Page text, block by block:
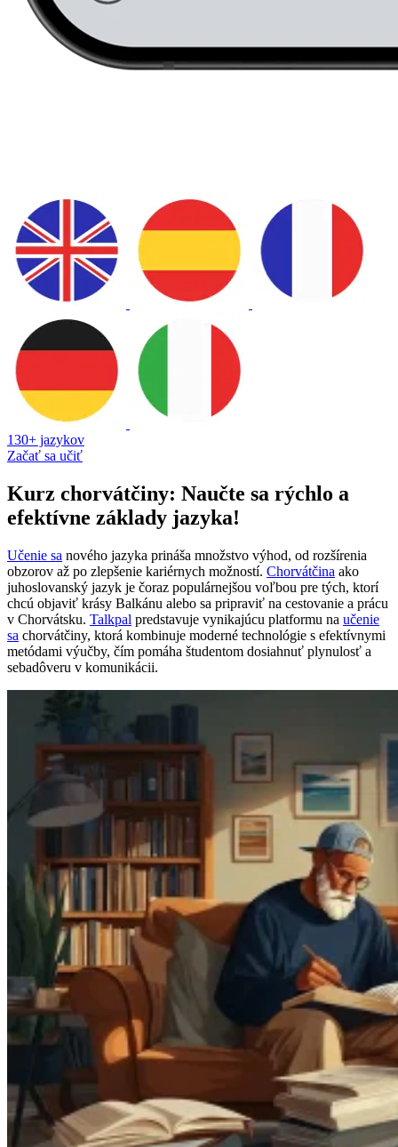
130+ jazykov
Začať sa učiť
Kurz chorvátčiny: Naučte sa rýchlo a
efektívne základy jazyka!
Učenie sa nového jazyka prináša množstvo výhod, od rozšírenia
obzorov až po zlepšenie kariérnych možností. Chorvátčina ako
juhoslovanský jazyk je čoraz populárnejšou voľbou pre tých, ktorí
chcú objaviť krásy Balkánu alebo sa pripraviť na cestovanie a prácu
v Chorvátsku. Talkpal predstavuje vynikajúcu platformu na učenie
sa chorvátčiny, ktorá kombinuje moderné technológie s efektívnymi
metódami výučby, čím pomáha študentom dosiahnuť plynulosť a
sebadôveru v komunikácii.